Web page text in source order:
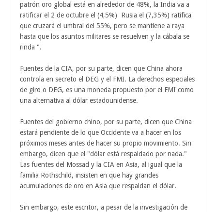
patrón oro global está en alrededor de 48%, la India va a
ratificar el 2 de octubre el (4,5%) Rusia el (7,35%) ratifica
que cruzará el umbral del 55%, pero se mantiene a raya
hasta que los asuntos militares se resuelven y la cábala se
rinda ".
Fuentes de la CIA, por su parte, dicen que China ahora
controla en secreto el DEG y el FMI. La derechos especiales
de giro o DEG, es una moneda propuesto por el FMI como
una alternativa al dólar estadounidense.
Fuentes del gobierno chino, por su parte, dicen que China
estará pendiente de lo que Occidente va a hacer en los
próximos meses antes de hacer su propio movimiento. Sin
embargo, dicen que el "dólar está respaldado por nada."
Las fuentes del Mossad y la CIA en Asia, al igual que la
familia Rothschild, insisten en que hay grandes
acumulaciones de oro en Asia que respaldan el dólar.
Sin embargo, este escritor, a pesar de la investigación de